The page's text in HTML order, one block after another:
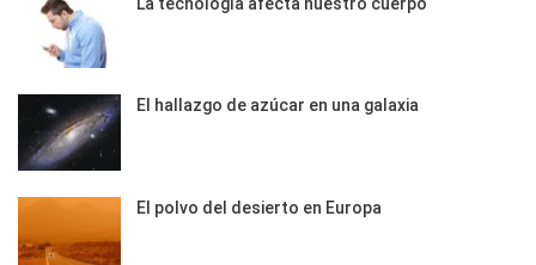
El hallazgo de azúcar en una galaxia
El polvo del desierto en Europa